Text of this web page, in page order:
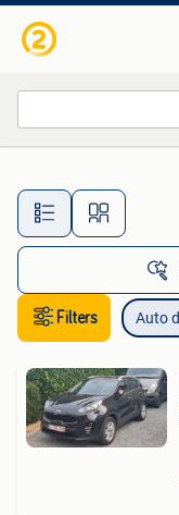
Filters Auto